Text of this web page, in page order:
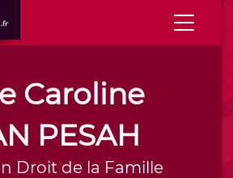
Caroline
PESAH
Droit de la Famille